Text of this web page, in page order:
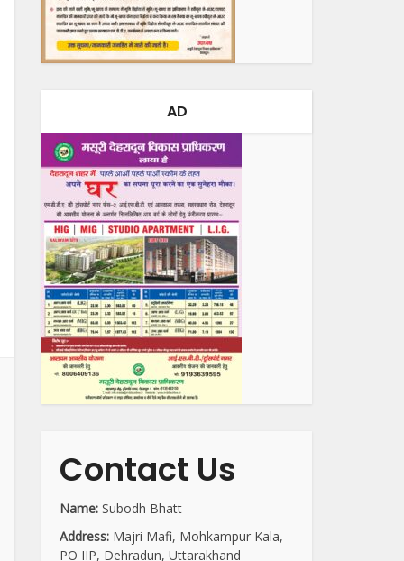
AD
Contact Us
Name: Subodh Bhatt
Address: Majri Mafi, Mohkampur Kala,
PO IIP, Dehradun, Uttarakhand